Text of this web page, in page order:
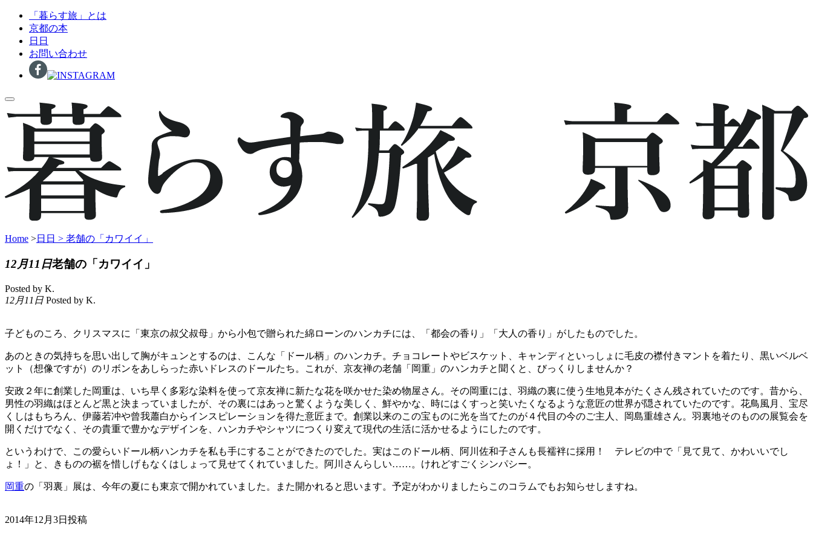
「暮らす旅」とは
京都の本
日日
お問い合わせ
Home >日日 > 老舗の「カワイイ」
12月11日老舗の「カワイイ」
Posted by K.
12月11日 Posted by K.
子どものころ、クリスマスに「東京の叔父叔母」から小包で贈られた綿ローンのハンカチには、「都会の香り」「大人の香り」がしたものでした。
あのときの気持ちを思い出して胸がキュンとするのは、こんな「ドール柄」のハンカチ。チョコレートやビスケット、キャンディといっしょに毛皮の襟付きマントを着たり、黒いベルベ
ット（想像ですが）のリボンをあしらった赤いドレスのドールたち。これが、京友禅の老舗「岡重」のハンカチと聞くと、びっくりしませんか？
安政２年に創業した岡重は、いち早く多彩な染料を使って京友禅に新たな花を咲かせた染め物屋さん。その岡重には、羽織の裏に使う生地見本がたくさん残されていたのです。昔から、
男性の羽織はほとんど黒と決まっていましたが、その裏にはあっと驚くような美しく、鮮やかな、時にはくすっと笑いたくなるような意匠の世界が隠されていたのです。花鳥風月、宝尽
くしはもちろん、伊藤若冲や曾我蕭白からインスピレーションを得た意匠まで。創業以来のこの宝ものに光を当てたのが４代目の今のご主人、岡島重雄さん。羽裏地そのものの展覧会を
開くだけでなく、その貴重で豊かなデザインを、ハンカチやシャツにつくり変えて現代の生活に活かせるようにしたのです。
というわけで、この愛らいドール柄ハンカチを私も手にすることができたのでした。実はこのドール柄、阿川佐和子さんも長襦袢に採用！ テレビの中で「見て見て、かわいいでし
ょ！」と、きものの裾を惜しげもなくはしょって見せてくれていました。阿川さんらしい……。けれどすごくシンパシー。
岡重の「羽裏」展は、今年の夏にも東京で開かれていました。また開かれると思います。予定がわかりましたらこのコラムでもお知らせしますね。
2014年12月3日投稿